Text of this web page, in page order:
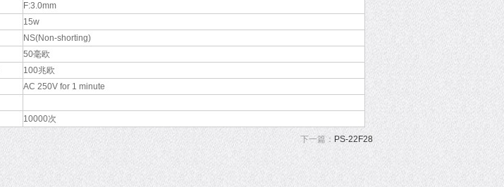
F:3.0mm
15w
NS(Non-shorting)
50毫欧
100兆欧
AC 250V for 1 minute
10000次
下一篇： PS-22F28